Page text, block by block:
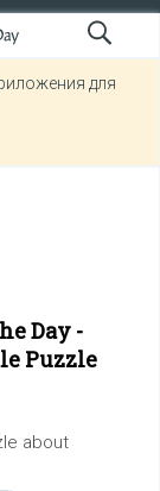
для
Day -
Puzzle
about